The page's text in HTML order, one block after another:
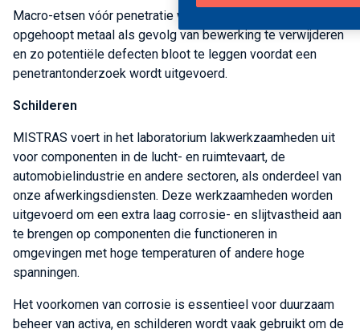
Macro-etsen vóór penetratie wordt gebruikt om eventueel
opgehoopt metaal als gevolg van bewerking te verwijderen
en zo potentiële defecten bloot te leggen voordat een
penetrantonderzoek wordt uitgevoerd.
Schilderen
MISTRAS voert in het laboratorium lakwerkzaamheden uit
voor componenten in de lucht- en ruimtevaart, de
automobielindustrie en andere sectoren, als onderdeel van
onze afwerkingsdiensten. Deze werkzaamheden worden
uitgevoerd om een extra laag corrosie- en slijtvastheid aan
te brengen op componenten die functioneren in
omgevingen met hoge temperaturen of andere hoge
spanningen.
Het voorkomen van corrosie is essentieel voor duurzaam
beheer van activa, en schilderen wordt vaak gebruikt om de